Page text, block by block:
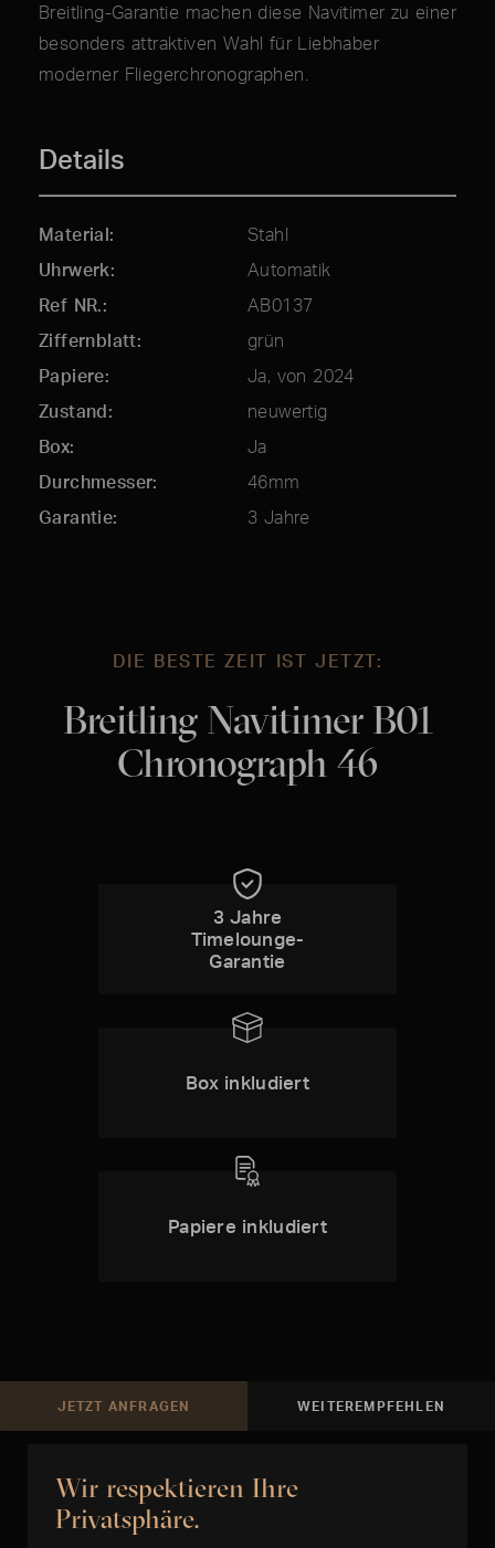
Breitling-Garantie machen diese Navitimer zu einer
besonders attraktiven Wahl für Liebhaber
moderner Fliegerchronographen.
Details
Material
Stahl
Uhrwerk
Automatik
Ref NR.
AB0137
Ziffernblatt
grün
Papiere
Ja, von 2024
Zustand
neuwertig
Box
Ja
Durchmesser
46mm
Garantie
3 Jahre
DIE BESTE ZEIT IST JETZT:
Breitling Navitimer B01
Chronograph 46
3 Jahre
Timelounge-
Garantie
Box inkludiert
Papiere inkludiert
JETZT ANFRAGEN WEITEREMPFEHLEN
Wir respektieren Ihre
Privatsphäre.